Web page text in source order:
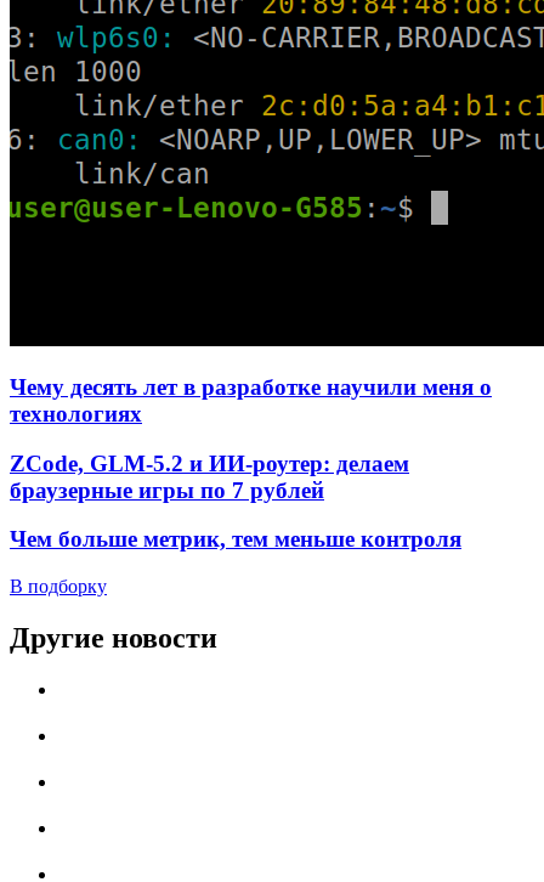
Чему десять лет в разработке научили меня о
технологиях
ZCode, GLM-5.2 и ИИ-роутер: делаем
браузерные игры по 7 рублей
Чем больше метрик, тем меньше контроля
В подборку
Другие новости